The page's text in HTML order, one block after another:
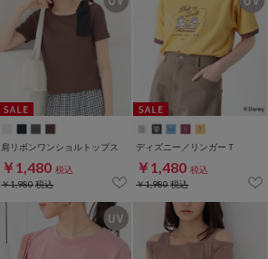
肩リボンワンショルトップス
￥1,480 税込
￥1,980税込
ディズニー／リンガーＴ
￥1,480 税込
￥1,980税込